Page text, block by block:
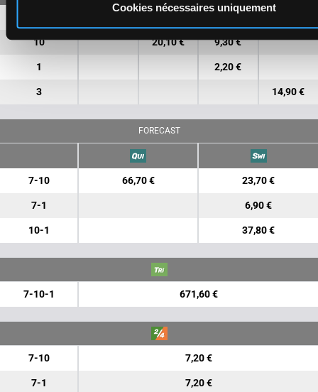
Cookies nécessaires uniquement
2,10 €
10 20,10 € 9,30 €
1 2,20 €
3 14,90 €
FORECAST
7-10 66,70 € 23,70 €
7-1 6,90 €
10-1 37,80 €
7-10-1 671,60 €
7-10 7,20 €
7-1 7,20 €